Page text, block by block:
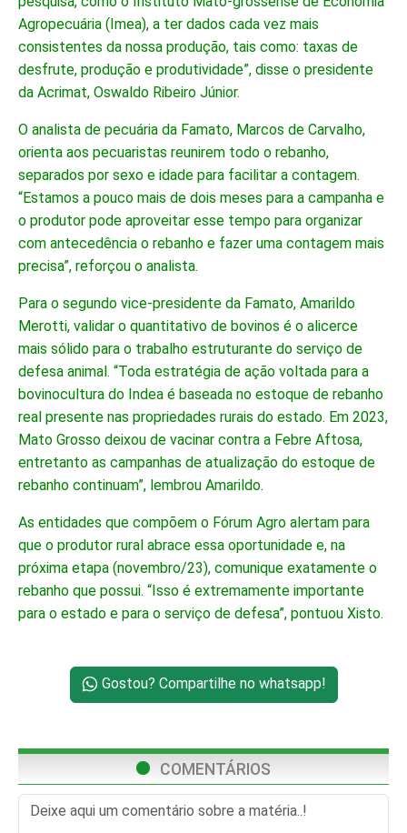
Agropecuária (Imea), a ter dados cada vez mais
consistentes da nossa produção, tais como: taxas de
desfrute, produção e produtividade”, disse o presidente
da Acrimat, Oswaldo Ribeiro Júnior.
O analista de pecuária da Famato, Marcos de Carvalho,
orienta aos pecuaristas reunirem todo o rebanho,
separados por sexo e idade para facilitar a contagem.
“Estamos a pouco mais de dois meses para a campanha e
o produtor pode aproveitar esse tempo para organizar
com antecedência o rebanho e fazer uma contagem mais
precisa”, reforçou o analista.
Para o segundo vice-presidente da Famato, Amarildo
Merotti, validar o quantitativo de bovinos é o alicerce
mais sólido para o trabalho estruturante do serviço de
defesa animal. “Toda estratégia de ação voltada para a
bovinocultura do Indea é baseada no estoque de rebanho
real presente nas propriedades rurais do estado. Em 2023,
Mato Grosso deixou de vacinar contra a Febre Aftosa,
entretanto as campanhas de atualização do estoque de
rebanho continuam”, lembrou Amarildo.
As entidades que compõem o Fórum Agro alertam para
que o produtor rural abrace essa oportunidade e, na
próxima etapa (novembro/23), comunique exatamente o
rebanho que possui. “Isso é extremamente importante
para o estado e para o serviço de defesa”, pontuou Xisto.
Gostou? Compartilhe no whatsapp!
COMENTÁRIOS